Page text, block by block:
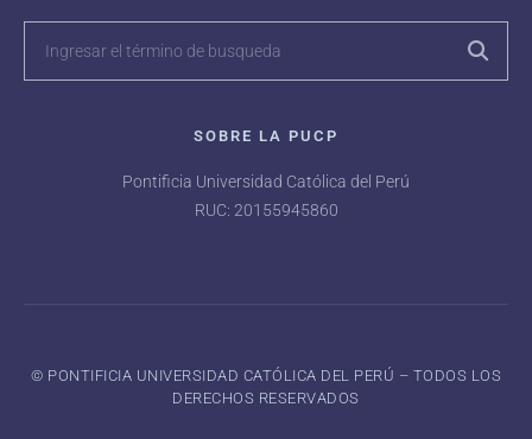
SOBRE LA PUCP
Pontificia Universidad Católica del Perú
RUC: 20155945860
©️ PONTIFICIA UNIVERSIDAD CATÓLICA DEL PERÚ – TODOS LOS
DERECHOS RESERVADOS